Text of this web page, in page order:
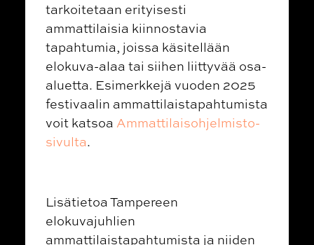
tarkoitetaan erityisesti
ammattilaisia kiinnostavia
tapahtumia, joissa käsitellään
elokuva-alaa tai siihen liittyvää osa-
aluetta. Esimerkkejä vuoden 2025
festivaalin ammattilaistapahtumista
voit katsoa Ammattilaisohjelmisto-
sivulta.
Lisätietoa Tampereen
elokuvajuhlien
ammattilaistapahtumista ja niiden